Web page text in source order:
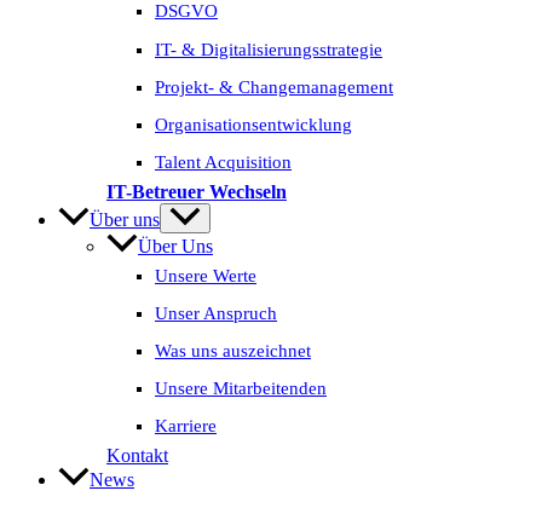
DSGVO
IT- & Digitalisierungs­strategie
Projekt- & Change­management
Organisations­entwicklung
Talent Acquisition
IT-Betreuer Wechseln
Über uns
Über Uns
Unsere Werte
Unser Anspruch
Was uns auszeichnet
Unsere Mitarbeitenden
Karriere
Kontakt
News